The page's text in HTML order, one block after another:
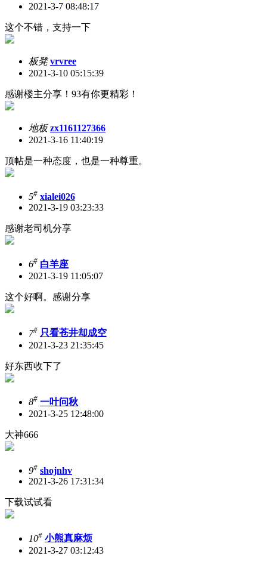
2021-3-7 08:48:17
这个不错，支持一下
板凳 vrvree
2021-3-10 05:15:39
感谢楼主分享！93有你更精彩！
地板 zx1161127366
2021-3-16 11:40:19
顶帖是一种态度，也是一种尊重。
5# xialei026
2021-3-19 03:23:33
感谢老司机分享
6# 白羊座
2021-3-19 11:05:07
这个好啊。感谢分享
7# 只看苍井却成空
2021-3-23 21:35:45
好东西收下了
8# 一叶问秋
2021-3-25 12:48:00
大神666
9# shojnhv
2021-3-26 17:31:34
下载试试看
10# 小熊真麻烦
2021-3-27 03:12:43